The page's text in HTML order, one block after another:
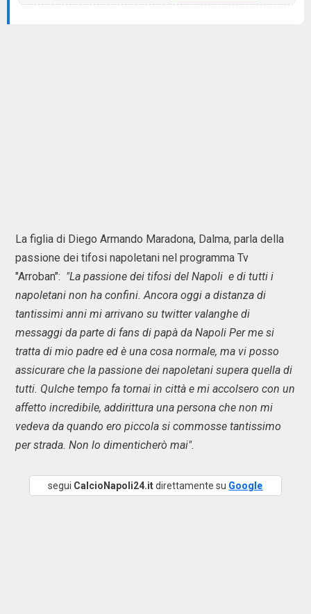
La figlia di Diego Armando Maradona, Dalma, parla della
passione dei tifosi napoletani nel programma Tv
"Arroban": "La passione dei tifosi del Napoli e di tutti i
napoletani non ha confini. Ancora oggi a distanza di
tantissimi anni mi arrivano su twitter valanghe di
messaggi da parte di fans di papà da Napoli Per me si
tratta di mio padre ed è una cosa normale, ma vi posso
assicurare che la passione dei napoletani supera quella di
tutti. Qulche tempo fa tornai in città e mi accolsero con un
affetto incredibile, addirittura una persona che non mi
vedeva da quando ero piccola si commosse tantissimo
per strada. Non lo dimenticherò mai".
segui CalcioNapoli24.itdirettamente su Google